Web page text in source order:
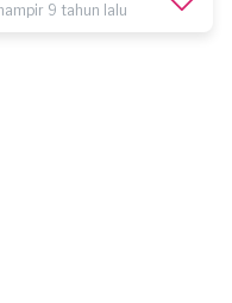
hampir 9 tahun lalu